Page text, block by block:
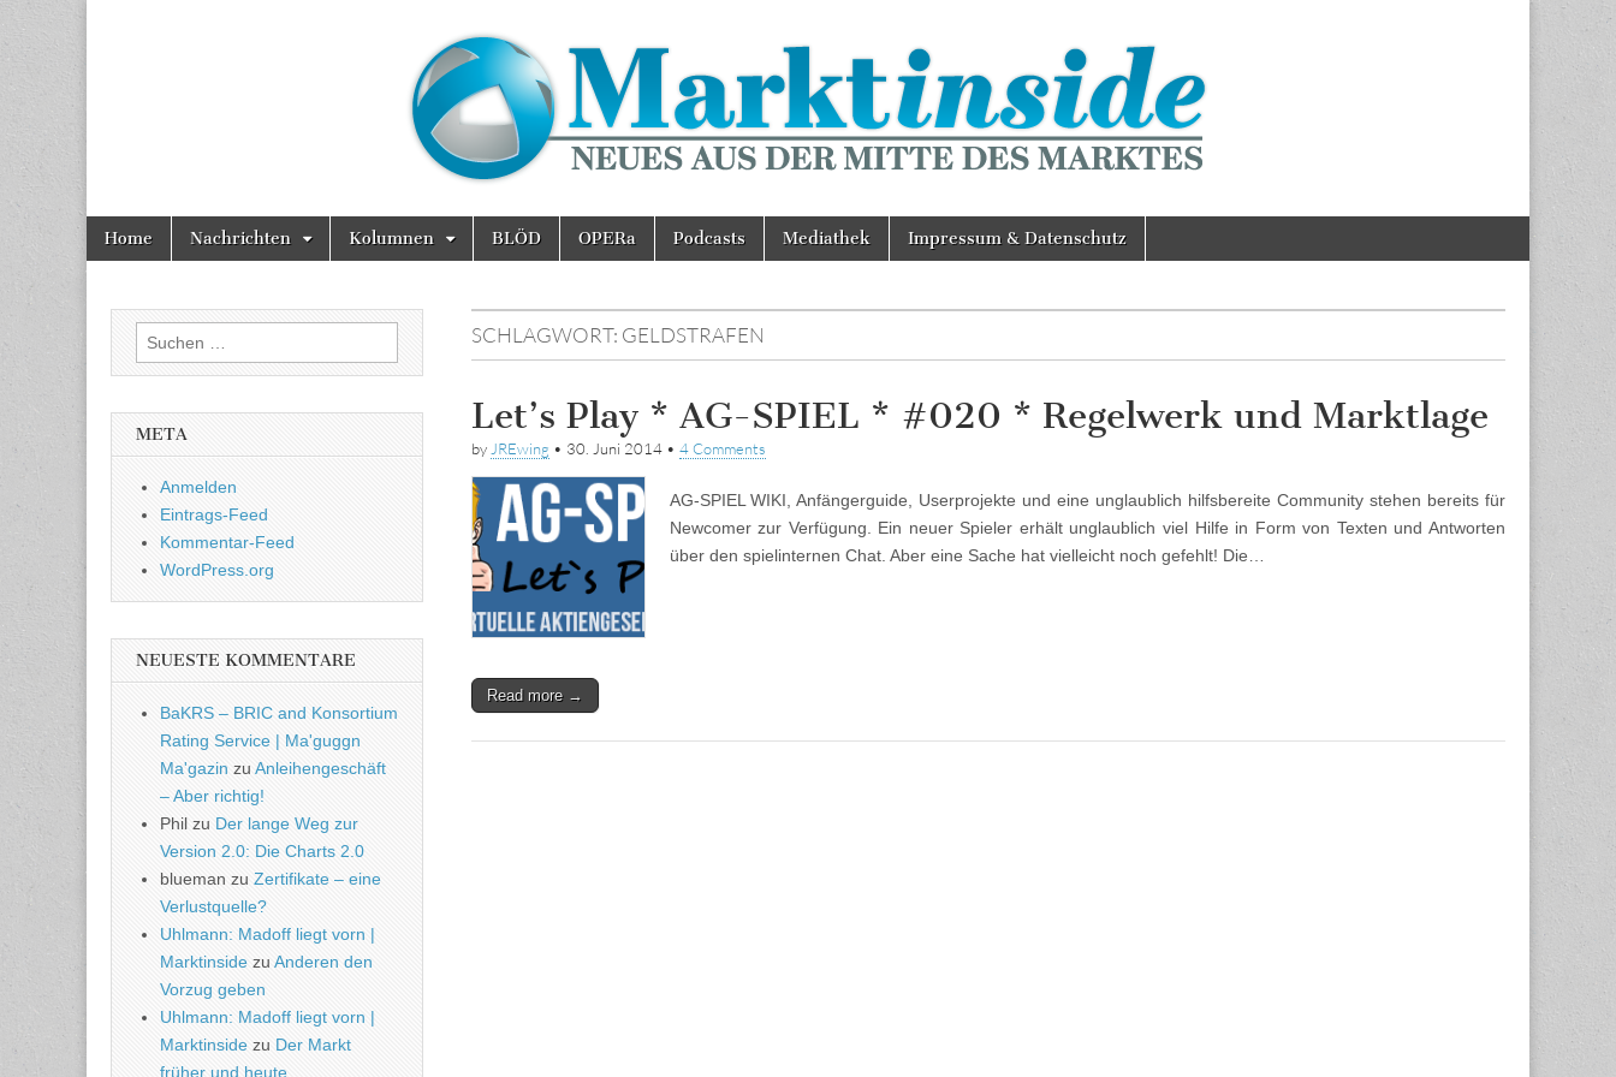
Marktinside
Main
menu
Skip
content
Home Nachrichten Kolumnen BLÖD OPERa Podcasts Mediathek Impressum & Datenschutz
SCHLAGWORT: GELDSTRAFEN
Let’s Play * AG-SPIEL * #020 * Regelwerk und Marktlage
by JREwing • 30. Juni 2014 • 4 Comments
AG-SPIEL WIKI, Anfängerguide, Userprojekte und eine unglaublich hilfsbereite Community stehen bereits für
Newcomer zur Verfügung. Ein neuer Spieler erhält unglaublich viel Hilfe in Form von Texten und Antworten
über den spielinternen Chat. Aber eine Sache hat vielleicht noch gefehlt! Die…
Read more →
Suchen
nach:
META
Anmelden
Eintrags-Feed
Kommentar-Feed
WordPress.org
NEUESTE KOMMENTARE
BaKRS – BRIC and Konsortium
Rating Service | Ma'guggn
Ma'gazin zu Anleihengeschäft
– Aber richtig!
Phil zu Der lange Weg zur
Version 2.0: Die Charts 2.0
blueman zu Zertifikate – eine
Verlustquelle?
Uhlmann: Madoff liegt vorn |
Marktinside zu Anderen den
Vorzug geben
Uhlmann: Madoff liegt vorn |
Marktinside zu Der Markt
früher und heute